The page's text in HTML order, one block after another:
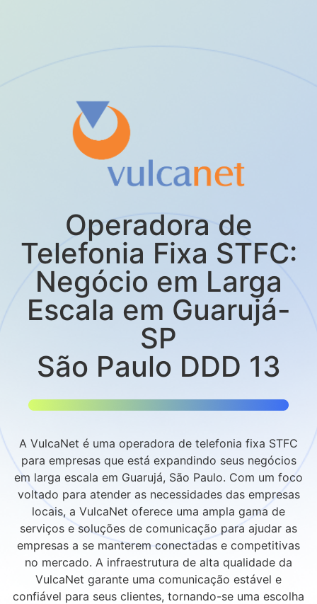
Operadora de
Telefonia Fixa STFC:
Negócio em Larga
Escala em Guarujá-
SP
São Paulo DDD 13
A VulcaNet é uma operadora de telefonia fixa STFC
para empresas que está expandindo seus negócios
em larga escala em Guarujá, São Paulo. Com um foco
voltado para atender as necessidades das empresas
locais, a VulcaNet oferece uma ampla gama de
serviços e soluções de comunicação para ajudar as
empresas a se manterem conectadas e competitivas
no mercado. A infraestrutura de alta qualidade da
VulcaNet garante uma comunicação estável e
confiável para seus clientes, tornando-se uma escolha